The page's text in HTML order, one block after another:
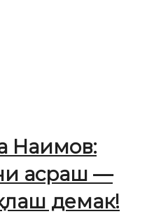
Наимов:
асраш —
демак!